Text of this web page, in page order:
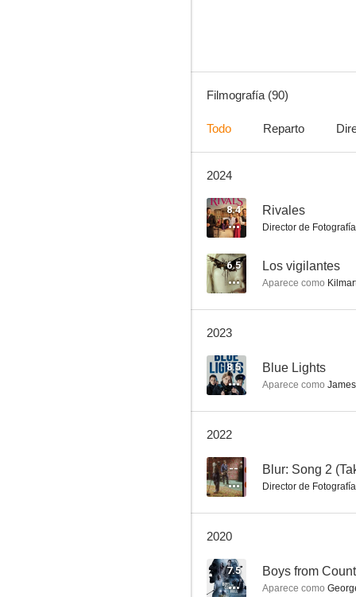
Casa desolada
8.7
8.5
Filmografía (90)
Todo Reparto
2024
8.4 Rivales
Director de Fotografía
6.5 Los vigilantes
Aparece como
2023
8.5 Blue Lights
Aparece como
2022
-- Blur: Song 2
Director de Fotografía
2020
7.5 Boys from
Aparece como